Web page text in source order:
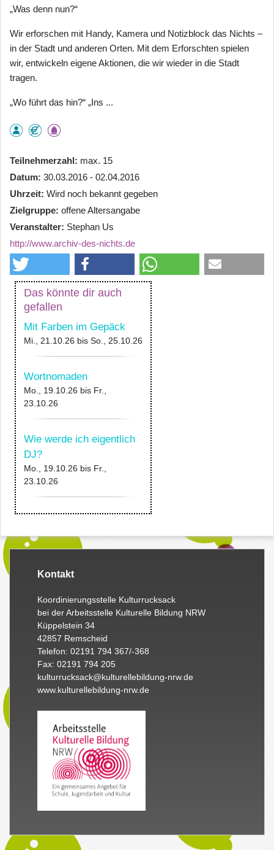
„Was denn nun?“
Wir erforschen mit Handy, Kamera und Notizblock das Nichts –
in der Stadt und anderen Orten. Mit dem Erforschten spielen
wir, entwickeln eigene Aktionen, die wir wieder in die Stadt
tragen.
„Wo führt das hin?“ „Ins ...
Teilnehmerzahl
max. 15
Datum 30.03.2016 - 02.04.2016
Uhrzeit Wird noch bekannt gegeben
Zielgruppe offene Altersangabe
Veranstalter Stephan Us
http://www.archiv-des-nichts.de
Das könnte dir auch
gefallen
Mit Farben im Gepäck
Mi., 21.10.26 bis So., 25.10.26
Wortnomaden
Mo., 19.10.26 bis Fr.,
23.10.26
Wie werde ich eigentlich
DJ?
Mo., 19.10.26 bis Fr.,
23.10.26
Kontakt
Koordinierungsstelle Kulturrucksack
bei der Arbeitsstelle Kulturelle Bildung NRW
Küppelstein 34
42857 Remscheid
Telefon: 02191 794 367/-368
Fax: 02191 794 205
kulturrucksack@kulturellebildung-nrw.de
www.kulturellebildung-nrw.de